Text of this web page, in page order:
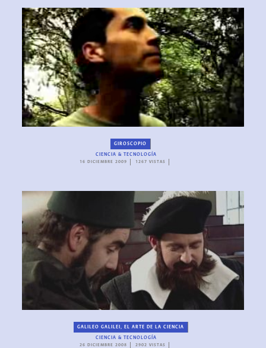
GIROSCOPIO
CIENCIA & TECNOLOGÍA
16 DICIEMBRE 2009
1267 VISTAS
GALILEO GALILEI, EL ARTE DE LA CIENCIA
CIENCIA & TECNOLOGÍA
26 DICIEMBRE 2008
2902 VISTAS